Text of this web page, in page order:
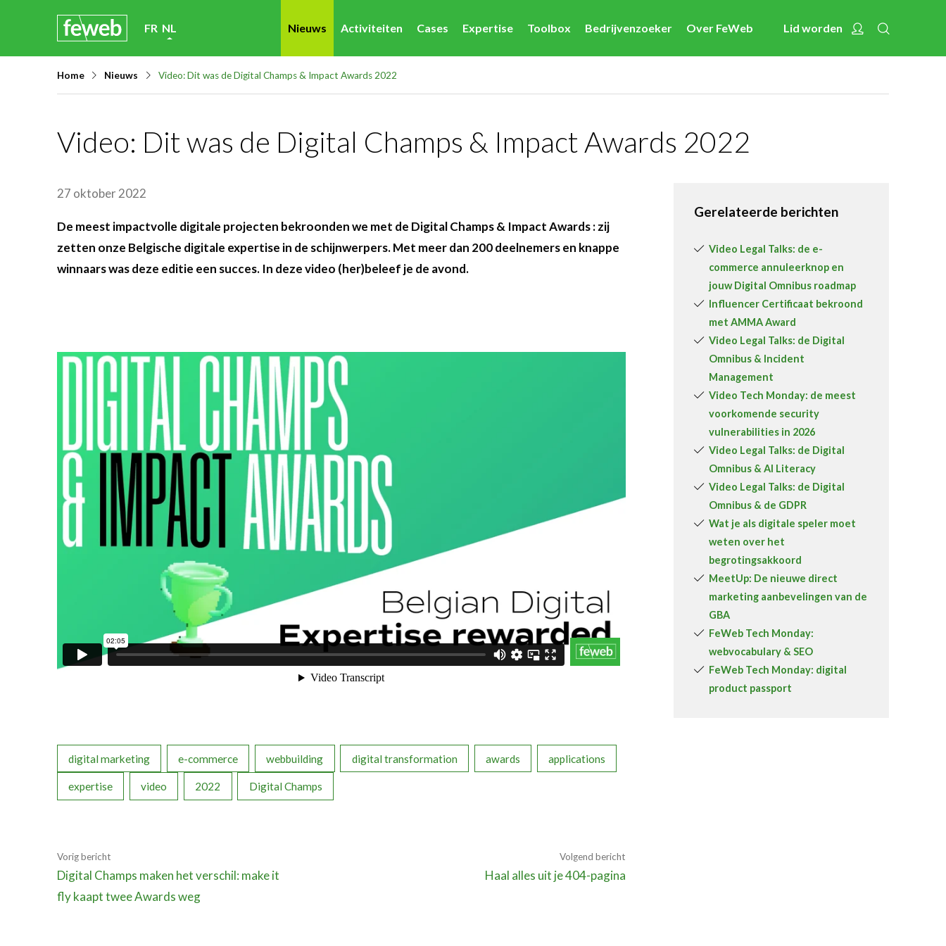
content
FR NL Nieuws Activiteiten Cases Expertise Toolbox Bedrijvenzoeker Over FeWeb Lid worden Account
Home Nieuws Video: Dit was de Digital Champs & Impact Awards 2022
Video: Dit was de Digital Champs & Impact Awards 2022
27 oktober 2022
De meest impactvolle digitale projecten bekroonden we met de Digital Champs & Impact Awards : zij
zetten onze Belgische digitale expertise in de schijnwerpers. Met meer dan 200 deelnemers en knappe
winnaars was deze editie een succes. In deze video (her)beleef je de avond.
digital marketing e-commerce webbuilding digital transformation awards applications
expertise video 2022 Digital Champs
Vorig bericht
Digital Champs maken het verschil: make it
fly kaapt twee Awards weg
Volgend bericht
Haal alles uit je 404-pagina
Gerelateerde berichten
Video Legal Talks: de e-
commerce annuleerknop en
jouw Digital Omnibus roadmap
Influencer Certificaat bekroond
met AMMA Award
Video Legal Talks: de Digital
Omnibus & Incident
Management
Video Tech Monday: de meest
voorkomende security
vulnerabilities in 2026
Video Legal Talks: de Digital
Omnibus & AI Literacy
Video Legal Talks: de Digital
Omnibus & de GDPR
Wat je als digitale speler moet
weten over het
begrotingsakkoord
MeetUp: De nieuwe direct
marketing aanbevelingen van de
GBA
FeWeb Tech Monday:
webvocabulary & SEO
FeWeb Tech Monday: digital
product passport
Nieuws
Cases
Toolbox
Over FeWeb